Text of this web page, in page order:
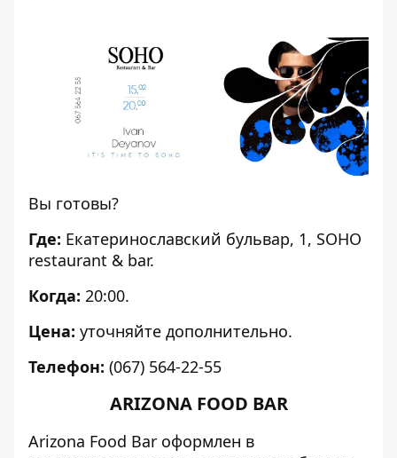
Вы готовы?
Где: Екатеринославский бульвар, 1, SOHO
restaurant & bar.
Когда: 20:00.
Цена: уточняйте дополнительно.
Телефон: (067) 564-22-55
ARIZONA FOOD BAR
Arizona Food Bar оформлен в